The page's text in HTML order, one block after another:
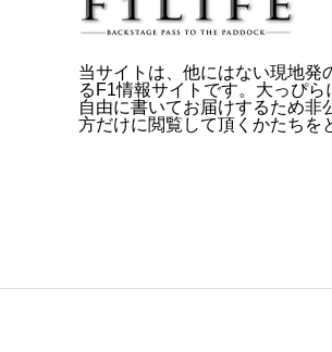
当サイトは、他にはない現地発
るF1情報サイトです。大っぴ
自由に書いてお届けするため
方だけに閲覧して頂くかたちを